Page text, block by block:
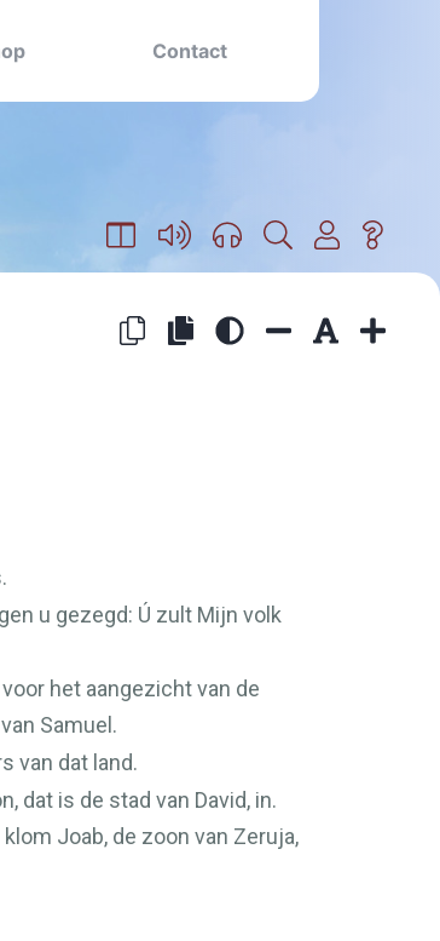
Contact
u gezegd: Ú zult Mijn volk
het aangezicht van de
Samuel.
van dat land.
dat is de stad van David, in.
Joab, de zoon van Zeruja,